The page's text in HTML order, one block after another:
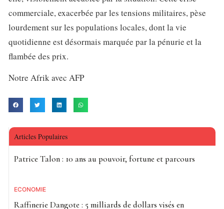
commerciale, exacerbée par les tensions militaires, pèse
lourdement sur les populations locales, dont la vie
quotidienne est désormais marquée par la pénurie et la
flambée des prix.
Notre Afrik avec AFP
Articles Populaires
Patrice Talon : 10 ans au pouvoir, fortune et parcours
ECONOMIE
Raffinerie Dangote : 5 milliards de dollars visés en